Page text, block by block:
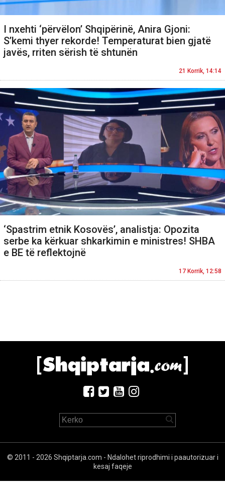
I nxehti ‘përvëlon’ Shqipërinë, Anira Gjoni:
S’kemi thyer rekorde! Temperaturat bien gjatë
javës, rriten sërish të shtunën
21 Korrik, 14:14
‘Spastrim etnik Kosovës’, analistja: Opozita
serbe ka kërkuar shkarkimin e ministres! SHBA
e BE të reflektojnë
17 Korrik, 12:58
© 2011 - 2026 Shqiptarja.com - Ndalohet riprodhimi i paautorizuar i
kesaj faqeje